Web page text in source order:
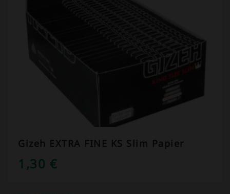
Gizeh EXTRA FINE KS Slim Papier
1,30 €